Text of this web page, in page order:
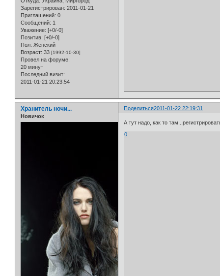
Зарегистрирован: 2011-01-21
Приглашений: 0
Сообщений: 1
Уважение: [+0/-0]
Позитив: [+0/-0]
Пол: Женский
Возраст: 33 [1992-10-30]
Провел на форуме:
20 минут
Последний визит:
2011-01-21 20:23:54
Поделиться2011-01-22 22:19:31
Хранитель ночи...
Новичок
А тут надо, как то
0